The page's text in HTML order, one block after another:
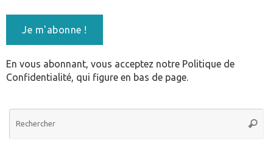
En vous abonnant, vous acceptez notre Politique de
Confidentialité, qui figure en bas de page.